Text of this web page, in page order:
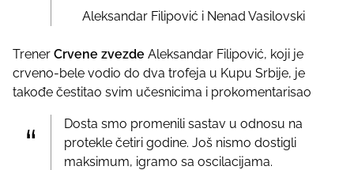
Aleksandar Filipović i Nenad Vasilovski
Trener Crvene zvezde Aleksandar Filipović, koji je
crveno-bele vodio do dva trofeja u Kupu Srbije, je
takođe čestitao svim učesnicima i prokomentarisao
Dosta smo promenili sastav u odnosu na
protekle četiri godine. Još nismo dostigli
maksimum, igramo sa oscilacijama.